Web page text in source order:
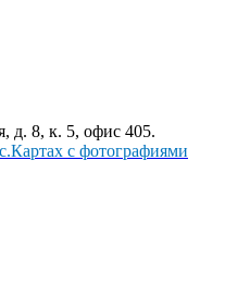
д. 8, к. 5, офис 405.
с фотографиями